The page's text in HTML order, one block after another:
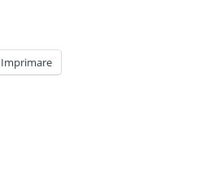
Imprimare